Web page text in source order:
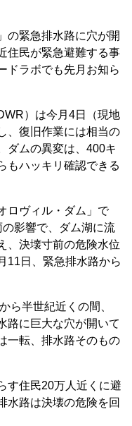
の緊急排水路に穴が開
住民が緊急避難する事
ドラボでも先月お知ら
）は今月4日（現地
、復旧作業には相当の
ダムの異変は、400キ
もハッキリ確認できる
ロヴィル・ダム」で
影響で、ダム湖に流
、決壊寸前の危険水位
11日、緊急排水路から
ら半世紀近くの間、
路に巨大な穴が開いて
一転、排水路そのもの
す住民20万人近くに避
水路は決壊の危険を回